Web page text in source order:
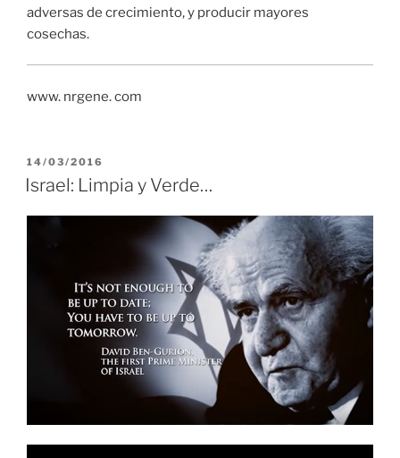
adversas de crecimiento, y producir mayores
cosechas.
www. nrgene. com
PUBLICADO
EL
14/03/2016
Israel: Limpia y Verde…